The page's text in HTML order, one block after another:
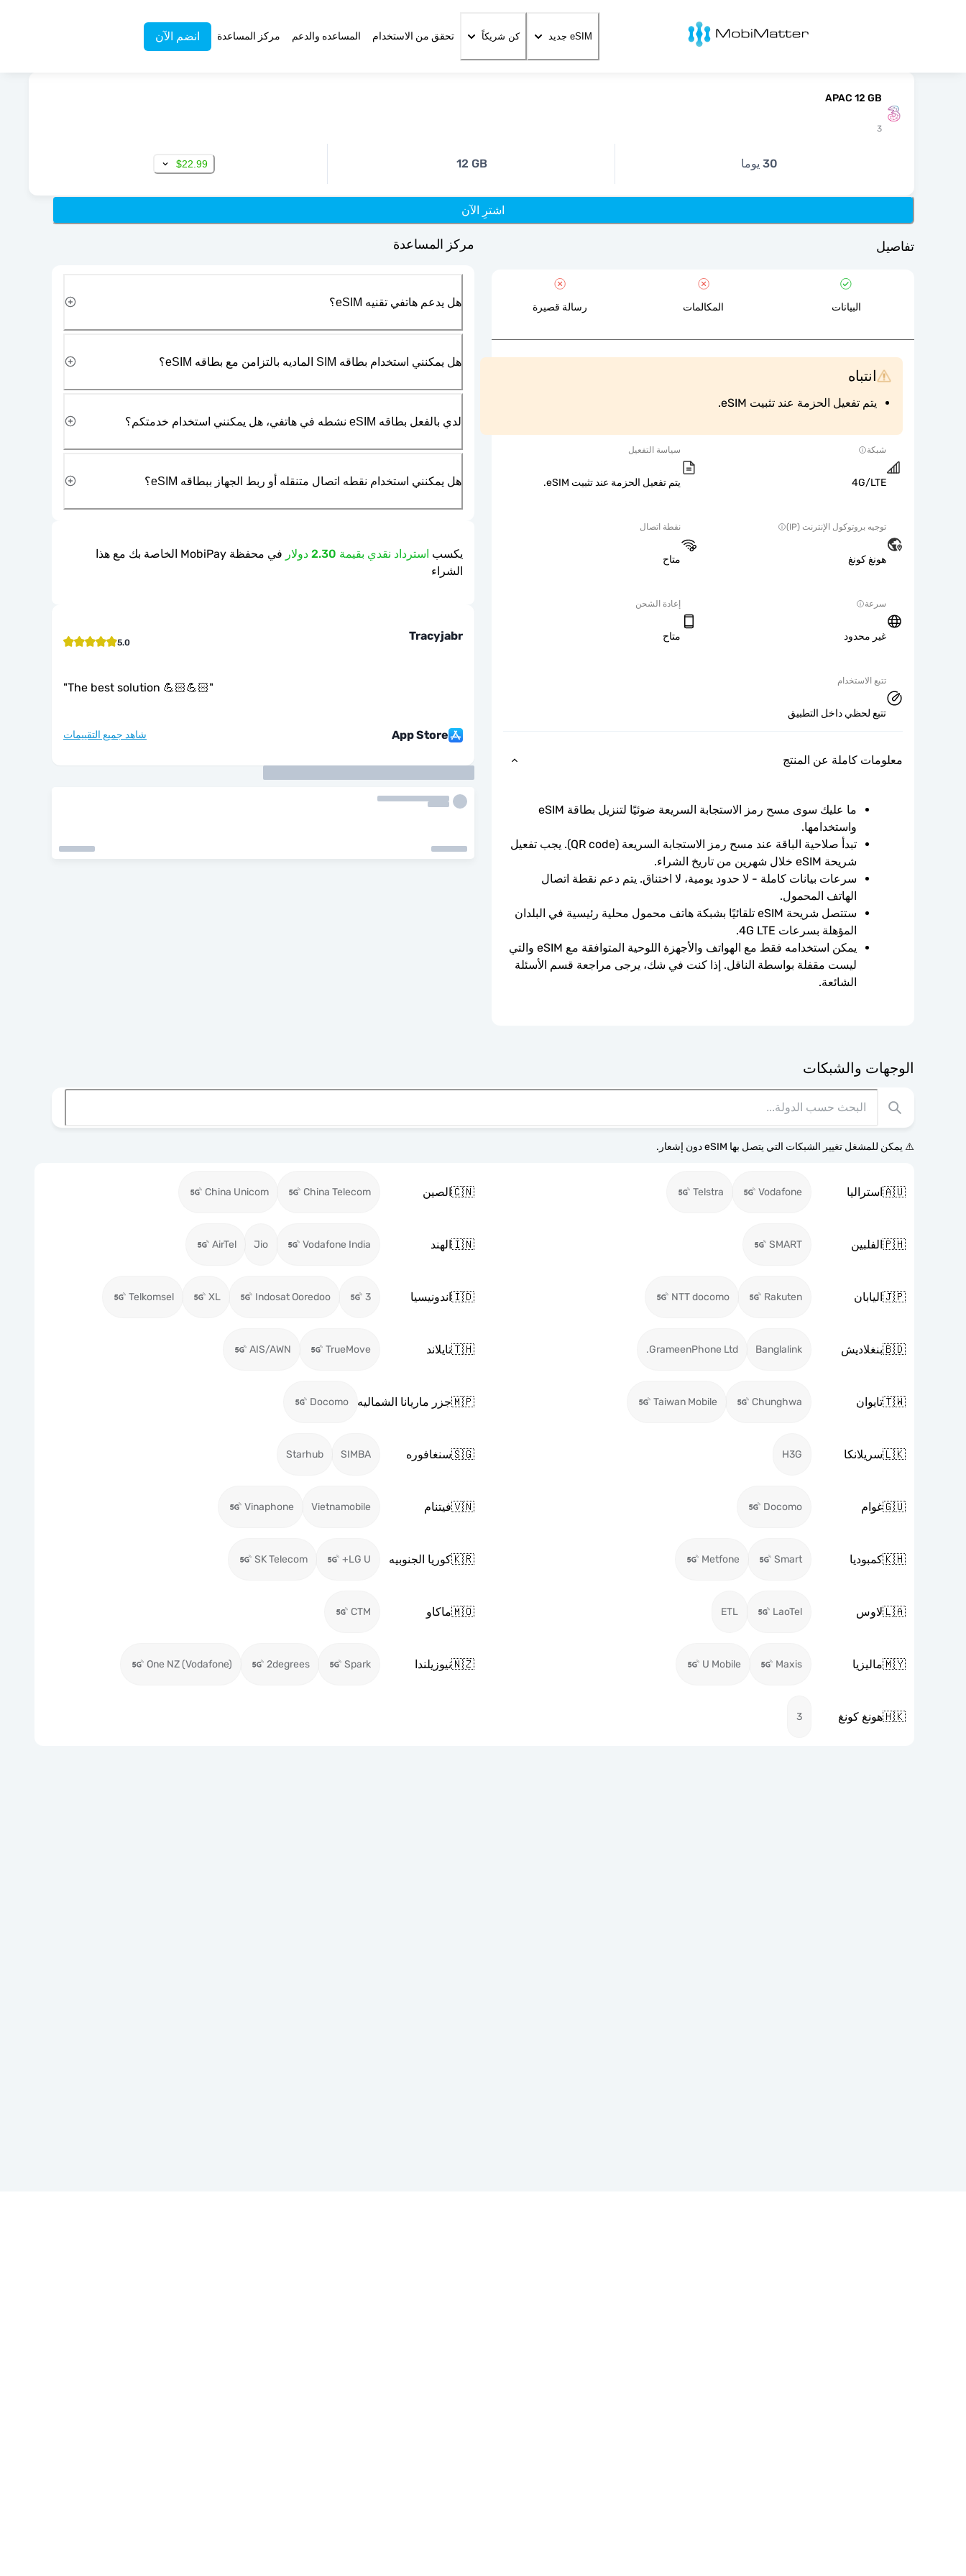
eSIM جديد كن شريكاً تحقق من الاستخدام المساعده والدعم مركز المساعدة انضم الآن
APAC 12 GB
3
30 يوما 12 GB
$22.99
اشترِ الآن
تفاصيل
البيانات المكالمات رسالة قصيرة
انتباه
يتم تفعيل الحزمة عند تثبيت eSIM.
شبكة
4G/LTE
سياسة التفعيل
يتم تفعيل الحزمة عند تثبيت eSIM.
توجيه بروتوكول الإنترنت (IP)
هونغ كونغ
نقطة اتصال
متاح
سرعة
غير محدود
إعادة الشحن
متاح
تتبع الاستخدام
تتبع لحظي داخل التطبيق
معلومات كاملة عن المنتج
واستخدامها.
شريحة eSIM خلال شهرين من تاريخ الشراء.
الهاتف المحمول.
المؤهلة بسرعات 4G LTE.
الشائعة.
الوجهات والشبكات
⚠️ يمكن للمشغل تغيير الشبكات التي يتصل بها eSIM دون إشعار.
🇦🇺استراليا Vodafone
Telstra
🇨🇳الصين China Telecom
China Unicom
🇵🇭الفلبين SMART
🇮🇳الهند Vodafone India
Jio
AirTel
🇯🇵اليابان Rakuten
NTT docomo
🇮🇩اندونيسيا 3
Indosat Ooredoo
XL
Telkomsel
🇧🇩بنغلاديش Banglalink
GrameenPhone Ltd.
🇹🇭تايلاند TrueMove
AIS/AWN
🇹🇼تايوان Chunghwa
Taiwan Mobile
🇲🇵جزر ماريانا الشماليه Docomo
🇱🇰سريلانكا H3G
🇸🇬سنغافوره SIMBA
Starhub
🇬🇺غوام Docomo
🇻🇳فيتنام Vietnamobile
Vinaphone
🇰🇭كمبوديا Smart
Metfone
🇰🇷كوريا الجنوبيه LG U+
SK Telecom
🇱🇦لاوس LaoTel
ETL
🇲🇴ماكاو CTM
🇲🇾ماليزيا Maxis
U Mobile
🇳🇿نيوزيلندا Spark
2degrees
One NZ (Vodafone)
🇭🇰هونغ كونغ 3
مركز المساعدة
هل يدعم هاتفي تقنيه eSIM؟
هل يمكنني استخدام بطاقه SIM الماديه بالتزامن مع بطاقه eSIM؟
لدي بالفعل بطاقه eSIM نشطه في هاتفي، هل يمكنني استخدام خدمتكم؟
هل يمكنني استخدام نقطه اتصال متنقله أو ربط الجهاز ببطاقه eSIM؟
يكسب استرداد نقدي بقيمة 2.30 دولار
في محفظة MobiPay الخاصة بك مع هذا
الشراء
Tracyjabr
5.0
"The best solution 💪🏻💪🏻"
App Store شاهد جميع التقييمات